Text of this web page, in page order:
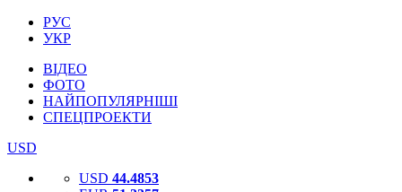
РУС
УКР
ВІДЕО
ФОТО
НАЙПОПУЛЯРНІШІ
СПЕЦПРОЕКТИ
USD
USD 44.4853